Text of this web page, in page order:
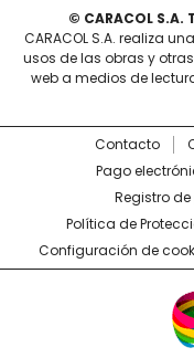
© CARACOL
CARACOL S.A. realiza
usos de las obras y
web a medios de
Contacto
Pago
Registro
Política de
Configuración de